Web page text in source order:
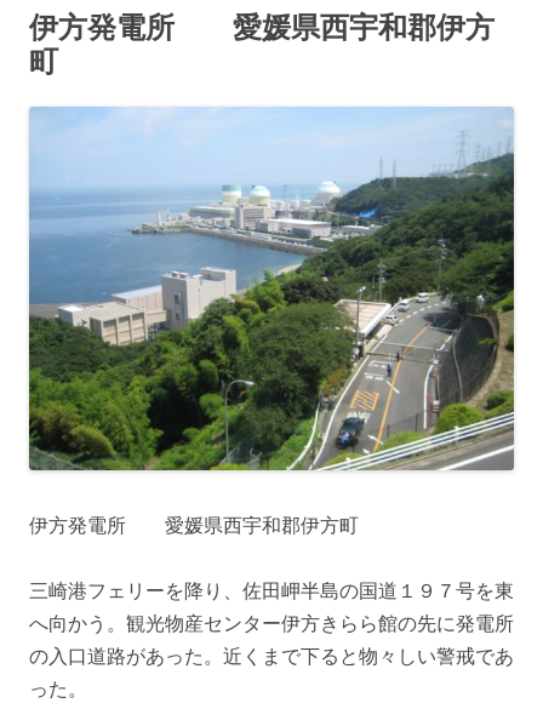
ス
キ
伊方発電所 愛媛県西宇和郡伊方
町
伊方発電所 愛媛県西宇和郡伊方町
三崎港フェリーを降り、佐田岬半島の国道１９７号を東
へ向かう。観光物産センター伊方きらら館の先に発電所
の入口道路があった。近くまで下ると物々しい警戒であ
った。